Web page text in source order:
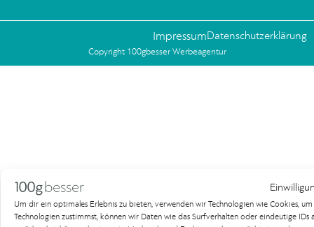
Um dir ein optimales Erlebnis zu bieten, verwenden wir Technologien wie Cookies,
Technologien zustimmst, können wir Daten wie das Surfverhalten oder eindeutige
Copyright 100gbesser Werbeagentur
Datenschutzerklärung
Impressum